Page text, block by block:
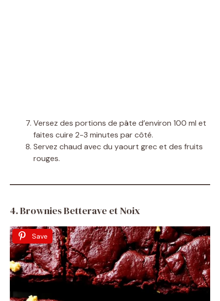
Versez des portions de pâte d’environ 100 ml et
faites cuire 2-3 minutes par côté.
Servez chaud avec du yaourt grec et des fruits
rouges.
4. Brownies Betterave et Noix
Save